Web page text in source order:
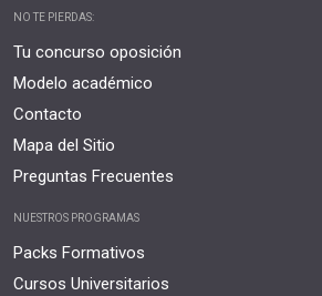
NO TE PIERDAS:
Tu concurso oposición
Modelo académico
Contacto
Mapa del Sitio
Preguntas Frecuentes
NUESTROS PROGRAMAS
Packs Formativos
Cursos Universitarios